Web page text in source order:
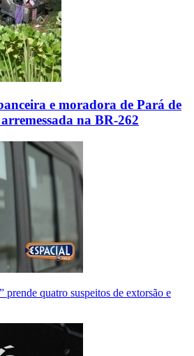
e moradora de Pará de
na BR-262
quatro suspeitos de extorsão e